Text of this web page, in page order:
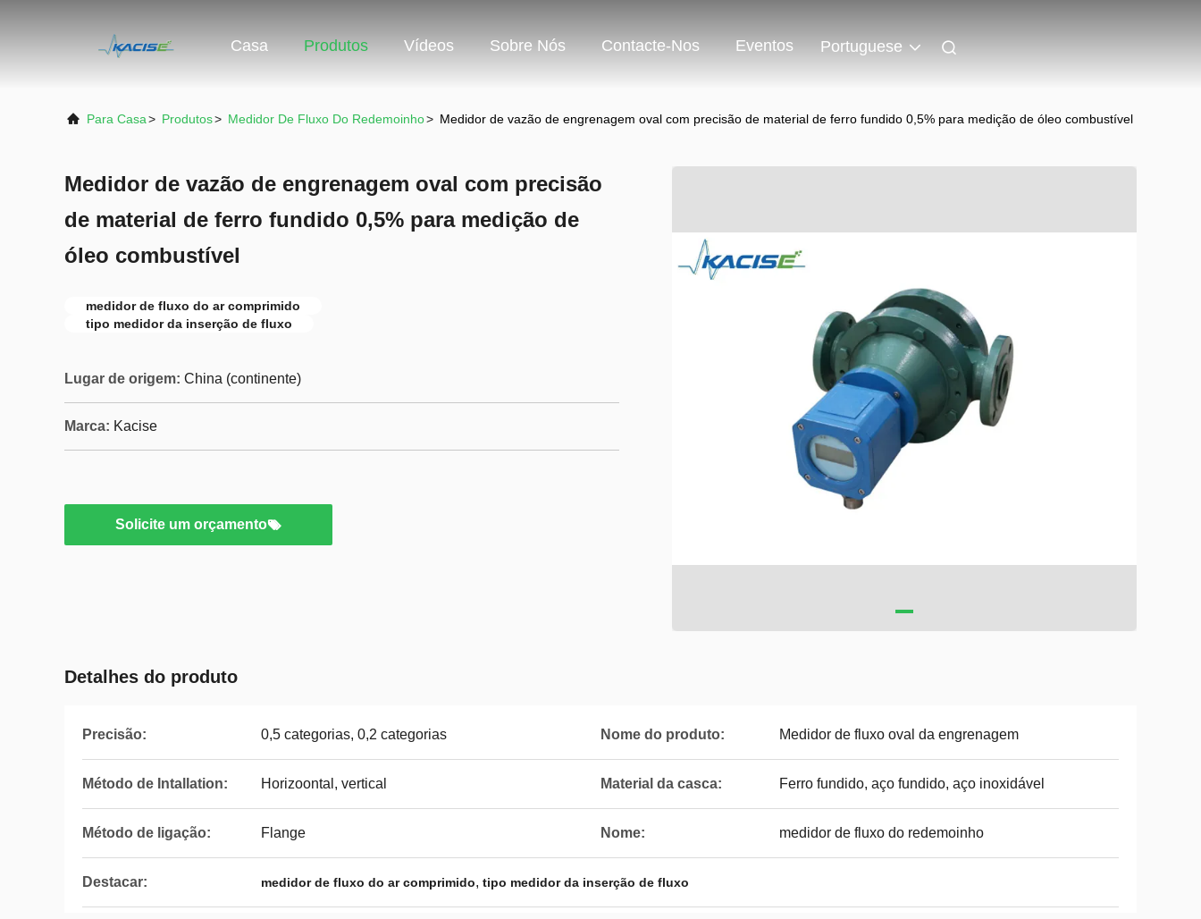
Casa Produtos Vídeos Sobre Nós Contacte-Nos Eventos Portuguese
Para Casa> Produtos> Medidor De Fluxo Do Redemoinho> Medidor de vazão de engrenagem oval com precisão de material de ferro fundido 0,5% para medição de óleo combustível
Medidor de vazão de engrenagem oval com precisão
de material de ferro fundido 0,5% para medição de
óleo combustível
medidor de fluxo do ar comprimido
tipo medidor da inserção de fluxo
Lugar de origem: China (continente)
Marca: Kacise
Solicite um orçamento
Detalhes do produto
Precisão: 0,5 categorias, 0,2 categorias Nome do produto: Medidor de fluxo oval da engrenagem
Método de Intallation: Horizoontal, vertical Material da casca: Ferro fundido, aço fundido, aço inoxidável
Método de ligação: Flange Nome: medidor de fluxo do redemoinho
Destacar: medidor de fluxo do ar comprimido, tipo medidor da inserção de fluxo